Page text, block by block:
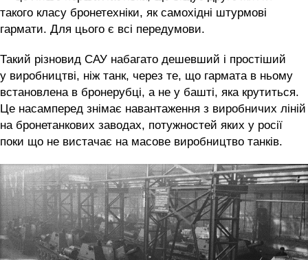
такого класу бронетехніки, як самохідні штурмові
гармати. Для цього є всі передумови.
Такий різновид САУ набагато дешевший і простіший
у виробництві, ніж танк, через те, що гармата в ньому
встановлена в бронерубці, а не у башті, яка крутиться.
Це насамперед знімає навантаження з виробничих ліній
на бронетанкових заводах, потужностей яких у росії
поки що не вистачає на масове виробництво танків.